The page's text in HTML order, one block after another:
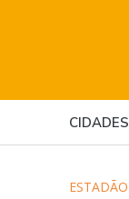
CIDADES
ESTADÃO